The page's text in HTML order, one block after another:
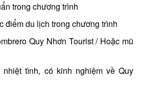
trong chương trình
điểm du lịch trong chương trình
Quy Nhơn Tourist / Hoặc mũ
tình, có kinh nghiệm về Quy